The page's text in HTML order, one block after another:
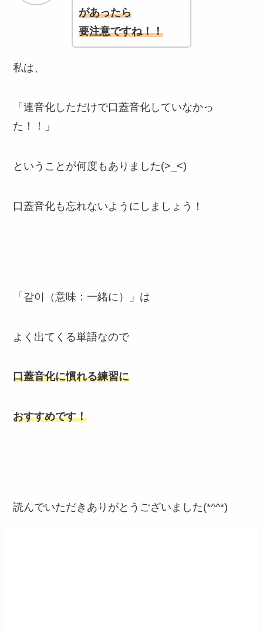
があったら
要注意ですね！！
私は、
「連音化しただけで口蓋音化していなかっ
た！！」
ということが何度もありました(>_<)
口蓋音化も忘れないようにしましょう！
「같이（意味：一緒に）」は
よく出てくる単語なので
口蓋音化に慣れる練習に
おすすめです！
読んでいただきありがとうございました(*^^*)